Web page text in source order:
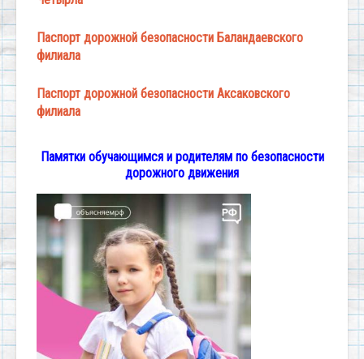
Паспорт дорожной безопасности Баландаевского
филиала
Паспорт дорожной безопасности Аксаковского
филиала
Памятки обучающимся и родителям по безопасности
дорожного движения